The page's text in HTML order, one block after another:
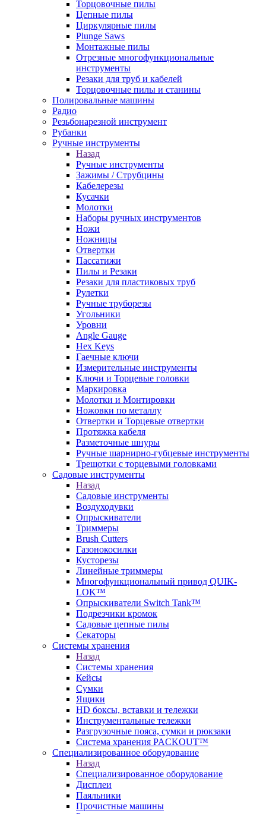
Торцовочные пилы
Цепные пилы
Циркулярные пилы
Plunge Saws
Монтажные пилы
Отрезные многофункциональные
инструменты
Резаки для труб и кабелей
Торцовочные пилы и станины
Полировальные машины
Радио
Резьбонарезной инструмент
Рубанки
Ручные инструменты
Назад
Ручные инструменты
Зажимы / Струбцины
Кабелерезы
Кусачки
Молотки
Наборы ручных инструментов
Ножи
Ножницы
Отвертки
Пассатижи
Пилы и Резаки
Резаки для пластиковых труб
Рулетки
Ручные труборезы
Угольники
Уровни
Angle Gauge
Hex Keys
Гаечные ключи
Измерительные инструменты
Ключи и Торцевые головки
Маркировка
Молотки и Монтировки
Ножовки по металлу
Отвертки и Торцевые отвертки
Протяжка кабеля
Разметочные шнуры
Ручные шарнирно-губцевые инструменты
Трещотки с торцевыми головками
Садовые инструменты
Назад
Садовые инструменты
Воздуходувки
Опрыскиватели
Триммеры
Brush Cutters
Газонокосилки
Кусторезы
Линейные триммеры
Многофункциональный привод QUIK-
LOK™
Опрыскиватели Switch Tank™
Подрезчики кромок
Садовые цепные пилы
Секаторы
Системы хранения
Назад
Системы хранения
Кейсы
Сумки
Ящики
HD боксы, вставки и тележки
Инструментальные тележки
Разгрузочные пояса, сумки и рюкзаки
Система хранения PACKOUT™
Специализированное оборудование
Назад
Специализированное оборудование
Дисплеи
Паяльники
Прочистные машины